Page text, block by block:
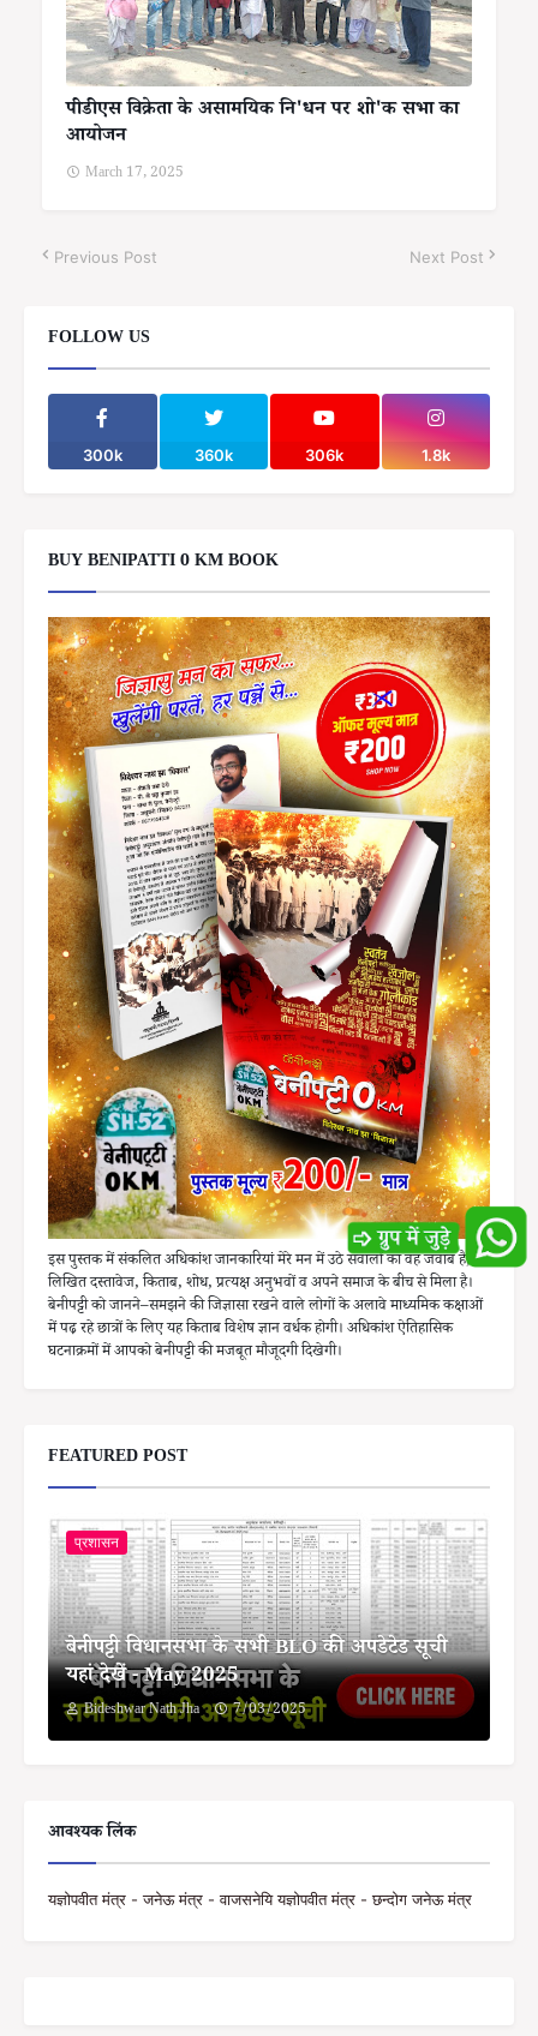
पीडीएस विक्रेता के असामयिक नि'धन पर शो'क सभा का
आयोजन
March 17, 2025
Previous Post Next Post
FOLLOW US
300k 360k 306k 1.8k
BUY BENIPATTI 0 KM BOOK
इस पुस्तक में संकलित अधिकांश जानकारियां मेरे मन में उठे सवालों का वह जवाब है, जो
लिखित दस्तावेज, किताब, शोध, प्रत्यक्ष अनुभवों व अपने समाज के बीच से मिला है।
बेनीपट्टी को जानने–समझने की जिज्ञासा रखने वाले लोगों के अलावे माध्यमिक कक्षाओं
में पढ़ रहे छात्रों के लिए यह किताब विशेष ज्ञान वर्धक होगी। अधिकांश ऐतिहासिक
घटनाक्रमों में आपको बेनीपट्टी की मजबूत मौजूदगी दिखेगी।
FEATURED POST
प्रशासन
बेनीपट्टी विधानसभा के सभी BLO की अपडेटेड सूची
यहां देखें - May 2025
Bideshwar Nath Jha 7/03/2025
आवश्यक लिंक
यज्ञोपवीत मंत्र - जनेऊ मंत्र - वाजसनेयि यज्ञोपवीत मंत्र - छन्दोग जनेऊ मंत्र